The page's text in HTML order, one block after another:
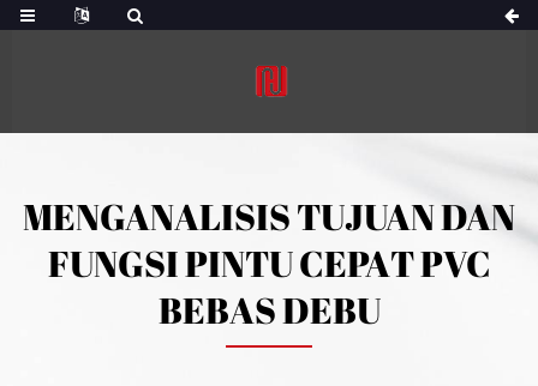
MENGANALISIS TUJUAN DAN
FUNGSI PINTU CEPAT PVC
BEBAS DEBU